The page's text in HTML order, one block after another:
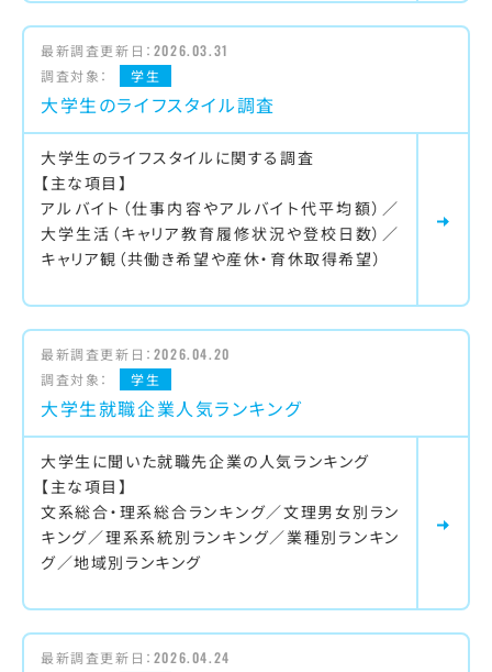
最新調査更新日： 2026.03.31
調査対象：
学生
大学生のライフスタイル調査
大学生のライフスタイルに関する調査
【主な項目】
アルバイト（仕事内容やアルバイト代平均額）／
大学生活（キャリア教育履修状況や登校日数）／
キャリア観（共働き希望や産休・育休取得希望）
最新調査更新日： 2026.04.20
調査対象：
学生
大学生就職企業人気ランキング
大学生に聞いた就職先企業の人気ランキング
【主な項目】
文系総合・理系総合ランキング／文理男女別ラン
キング／理系系統別ランキング／業種別ランキン
グ／地域別ランキング
最新調査更新日： 2026.04.24